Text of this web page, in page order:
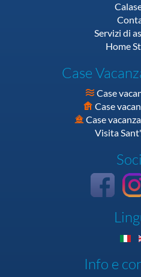
Servizi di
Home
Case
Case
Case
Case
Visita
Info e